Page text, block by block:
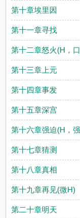
第十章埃里因
第十一章寻找
第十二章怒火(H，
第十三章上元
第十四章事发
第十五章深宫
第十六章强迫(H，
第十七章猜测
第十八章真相
第十九章再见(微H)
第二十章明天